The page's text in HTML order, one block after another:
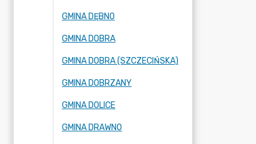
GMINA DĘBNO
GMINA DOBRA
GMINA DOBRA (SZCZECIŃSKA)
GMINA DOBRZANY
GMINA DOLICE
GMINA DRAWNO